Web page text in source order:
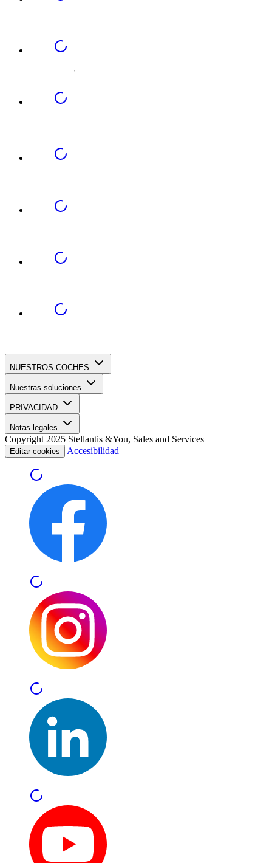
NUESTROS COCHES
Nuestras soluciones
PRIVACIDAD
Notas legales
Copyright 2025 Stellantis &You, Sales and Services
Editar cookies Accesibilidad